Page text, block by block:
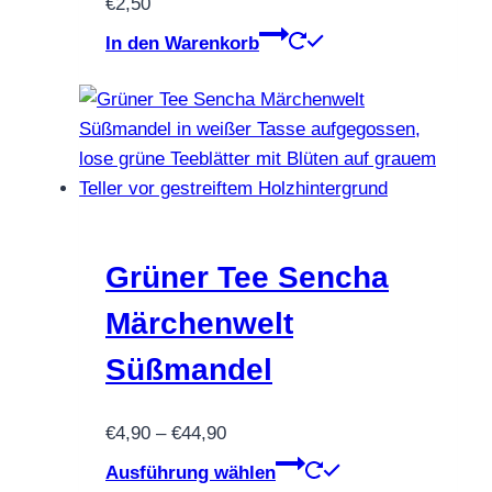
In den Warenkorb
Grüner Tee Sencha
Märchenwelt
Süßmandel
€4,90 – €44,90Preisspanne:
€4,90
Ausführung wählen
Dieses